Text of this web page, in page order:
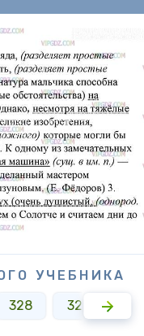
УЧЕБНИКА
328 329